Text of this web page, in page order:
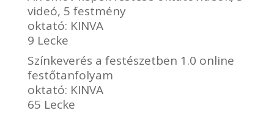
videó, 5 festmény
oktató: KINVA
9 Lecke
Színkeverés a festészetben 1.0 online
festőtanfolyam
oktató: KINVA
65 Lecke